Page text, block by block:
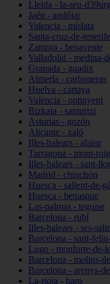
Lleida - la-seu-
Jaén - andújar
Valencia - mislata
Santa-cruz-de-
Zamora - benavente
Valladolid - medina-
Granada - guadix
Almería - carboneras
Huelva - cartaya
Valencia - ontinyent
Bizkaia - santurtzi
Asturias - gozón
Alicante - xaló
Illes-balears - alaior
Tarragona - mont-
Illes-balears - sant-
Madrid - chinchón
Huesca - sallent-de-
Huesca - benasque
Las-palmas - teguise
Barcelona - rubí
Illes-balears - ses-
Barcelona - sant-
Lugo - monforte-de-
Barcelona - molins-
Barcelona - arenys-
La-rioja - haro